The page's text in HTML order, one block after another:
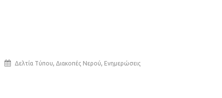
Δελτία Τύπου, Διακοπές Νερού, Ενημερώσεις